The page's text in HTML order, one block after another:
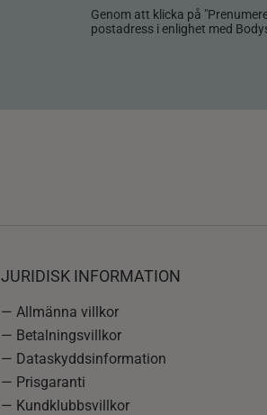
Genom att klicka på
postadress i enlighet med
JURIDISK INFORMATION
— Allmänna villkor
— Betalningsvillkor
— Dataskyddsinformation
— Prisgaranti
— Kundklubbsvillkor